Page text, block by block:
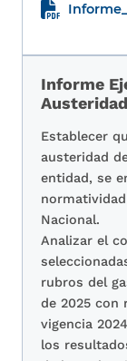
Informe
Establecer
austeridad
entidad, se
Nacional.
Analizar el
rubros del
de 2025 con
vigencia
los